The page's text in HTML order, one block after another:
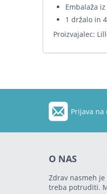
Embalaža
1 držalo in
Proizvajalec:
Prijava na
O NAS
Zdrav nasmeh
treba potruditi.